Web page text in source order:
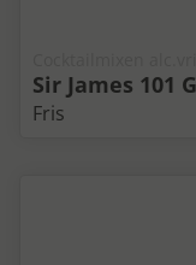
Sir James 101
Fris